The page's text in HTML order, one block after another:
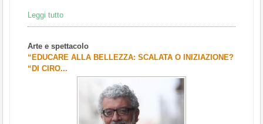
Leggi tutto
Arte e spettacolo
“EDUCARE ALLA BELLEZZA: SCALATA O INIZIAZIONE?
“DI CIRO...